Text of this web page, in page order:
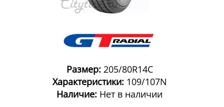
Размер:205/80R14C
Характеристики:109/107N
Наличие: Нет в наличии